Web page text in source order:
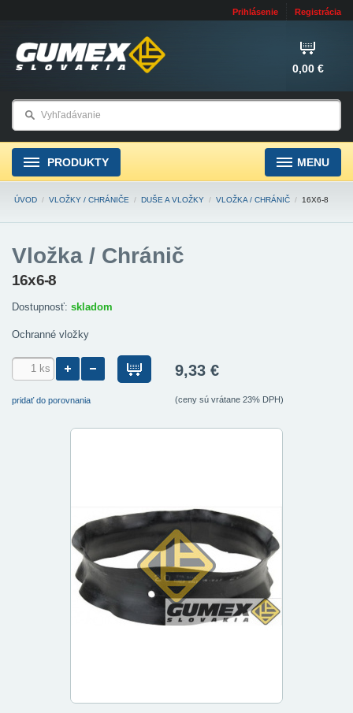
Prihlásenie Registrácia
0,00 €
PRODUKTY MENU
ÚVOD / VLOŽKY / CHRÁNIČE / DUŠE A VLOŽKY / VLOŽKA / CHRÁNIČ / 16X6-8
Vložka / Chránič
16x6-8
Dostupnosť: skladom
Ochranné vložky
pridať do porovnania
9,33 €
(ceny sú vrátane 23% DPH)